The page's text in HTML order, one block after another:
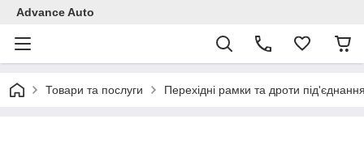
Advance Auto
Товари та послуги Перехідні рамки та дроти